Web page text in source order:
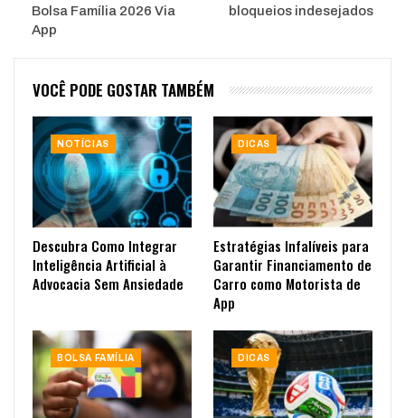
Bolsa Família 2026 Via
App
bloqueios indesejados
VOCÊ PODE GOSTAR TAMBÉM
NOTÍCIAS
Descubra Como Integrar
Inteligência Artificial à
Advocacia Sem Ansiedade
DICAS
Estratégias Infalíveis para
Garantir Financiamento de
Carro como Motorista de
App
BOLSA FAMÍLIA DICAS